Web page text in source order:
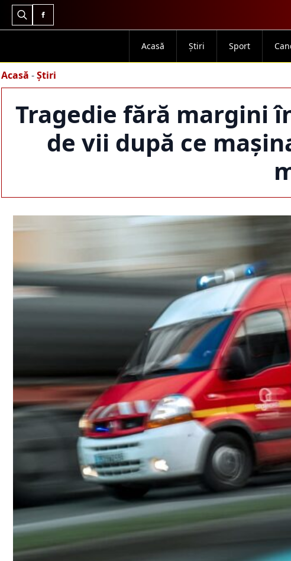
Search
Acasă Știri Sport
Acasă -Știri
Tragedie fără margini
de vii după ce